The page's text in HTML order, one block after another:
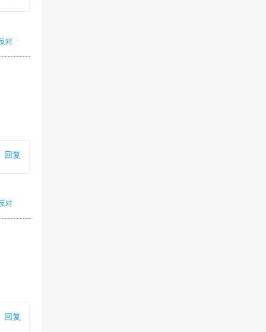
对
回复
对
回复